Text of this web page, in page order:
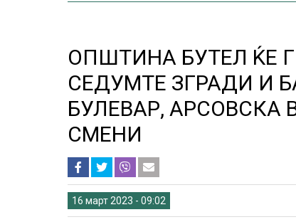
ОПШТИНА БУТЕЛ ЌЕ
СЕДУМТЕ ЗГРАДИ И
БУЛЕВАР, АРСОВСКА
СМЕНИ
16 март 2023 - 09:02